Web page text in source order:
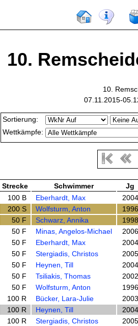
10.
10.
07.11.2015-
Sortierung:
Wettkämpfe:
Strecke Schwimmer
Jg
100 B Eberhardt, Max
2004
200 S Wolfsturm, Anton
1996
50 F Schwarz, Annika
1998
50 F Minas, Angelos-Michael
2006
50 F Eberhardt, Max
2004
50 F Stergiadis, Christos
2005
50 F Heynen, Till
2004
50 F Tsiliakis, Thomas
2002
50 F Wolfsturm, Anton
1996
100 R Bücker, Lara-Julie
2003
100 R Heynen, Till
2004
100 R Stergiadis, Christos
2005